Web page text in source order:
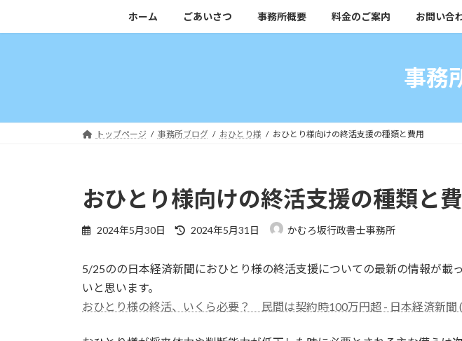
キ
に
ホーム ごあいさつ 事務所概要 料金のご案内 お問い合
事務
トップページ 事務所ブログ おひとり様 おひとり様向けの終活支援の種類と費用
おひとり様向けの終活支援の種類と
2024年5月30日
最
新
:
2024年5月31日 かむろ坂行政書士事務所
5/25のの日本経済新聞におひとり様の終活支援についての最新の情報が載
いと思います。
おひとり様の終活、いくら必要？ 民間は契約時100万円超 - 日本経済新聞